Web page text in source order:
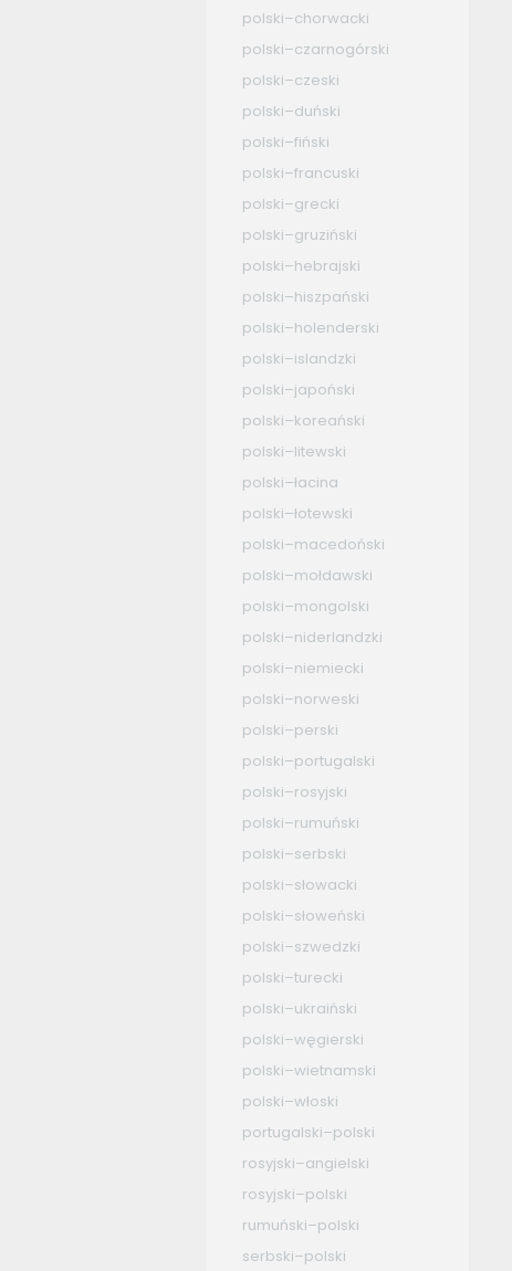
polski–chorwacki
polski–czarnogórski
polski–czeski
polski–duński
polski–fiński
polski–francuski
polski–grecki
polski–gruziński
polski–hebrajski
polski–hiszpański
polski–holenderski
polski–islandzki
polski–japoński
polski–koreański
polski–litewski
polski–łacina
polski–łotewski
polski–macedoński
polski–mołdawski
polski–mongolski
polski–niderlandzki
polski–niemiecki
polski–norweski
polski–perski
polski–portugalski
polski–rosyjski
polski–rumuński
polski–serbski
polski–słowacki
polski–słoweński
polski–szwedzki
polski–turecki
polski–ukraiński
polski–węgierski
polski–wietnamski
polski–włoski
portugalski–polski
rosyjski–angielski
rosyjski–polski
rumuński–polski
serbski–polski